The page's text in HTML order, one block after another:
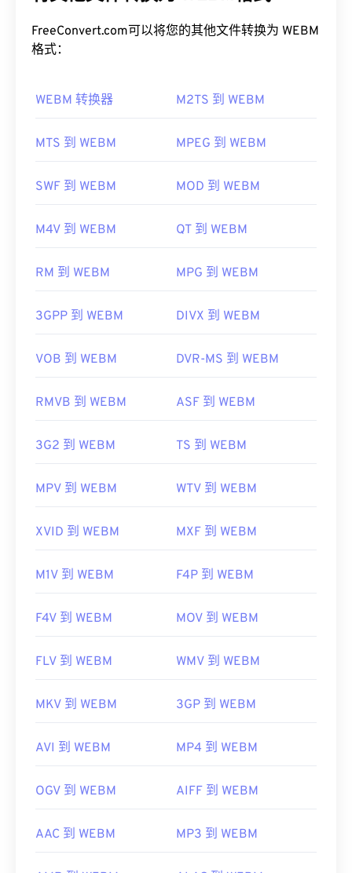
Player。或者，也可以使用iTunes、VLC media
player
由于WAV文件未经压缩，质量更高，适合导入音乐编
辑、制作和处理程序。UltraMixer 是
Elmedia Player 也支持 WAV 文件。
有用的链接：
https://www.techopedia.com/definition/12636/
WEBM 使用VP8或VP9编解码器压缩视频流，使用
Vorbis
如何打开 WEBM 文件？
上打开 WEBM 文件。其他适合打开 WEBM 的播放器
和适用于 Mac OS X 操作系统的 Elmedia 。
独安装编解码器
。不过，大多数浏览器都支持
开发者： Google
CoreCodec, Inc。
有用的链接：
https://en.wikipedia.org/wiki/WebM
FreeConvert.com可以将您的其他文件转换为 WEBM
格式：
WEBM 转换器 M2TS 到 WEBM
MTS 到 WEBM MPEG 到 WEBM
SWF 到 WEBM MOD 到 WEBM
M4V 到 WEBM QT 到 WEBM
RM 到 WEBM MPG 到 WEBM
3GPP 到 WEBM DIVX 到 WEBM
VOB 到 WEBM DVR-MS 到 WEBM
RMVB 到 WEBM ASF 到 WEBM
3G2 到 WEBM TS 到 WEBM
MPV 到 WEBM WTV 到 WEBM
XVID 到 WEBM MXF 到 WEBM
M1V 到 WEBM F4P 到 WEBM
F4V 到 WEBM MOV 到 WEBM
FLV 到 WEBM WMV 到 WEBM
MKV 到 WEBM 3GP 到 WEBM
AVI 到 WEBM MP4 到 WEBM
OGV 到 WEBM AIFF 到 WEBM
AAC 到 WEBM MP3 到 WEBM